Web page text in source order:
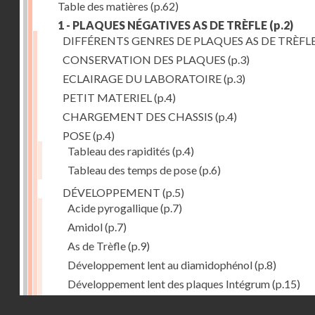
Table des matières (p.62)
1 - PLAQUES NÉGATIVES AS DE TRÈFLE (p.2)
DIFFÉRENTS GENRES DE PLAQUES AS DE
CONSERVATION DES PLAQUES (p.3)
ECLAIRAGE DU LABORATOIRE(p.3)
PETIT MATERIEL (p.4)
CHARGEMENT DES CHASSIS (p.4)
POSE(p.4)
Tableau des rapidités (p.4)
Tableau des temps de pose(p.6)
DÉVELOPPEMENT (p.5)
Acide pyrogallique(p.7)
Amidol(p.7)
As de Trèfle(p.9)
Développement lent au diamidophénol(p.8)
Développement lent des plaques Intégrum(p.15)